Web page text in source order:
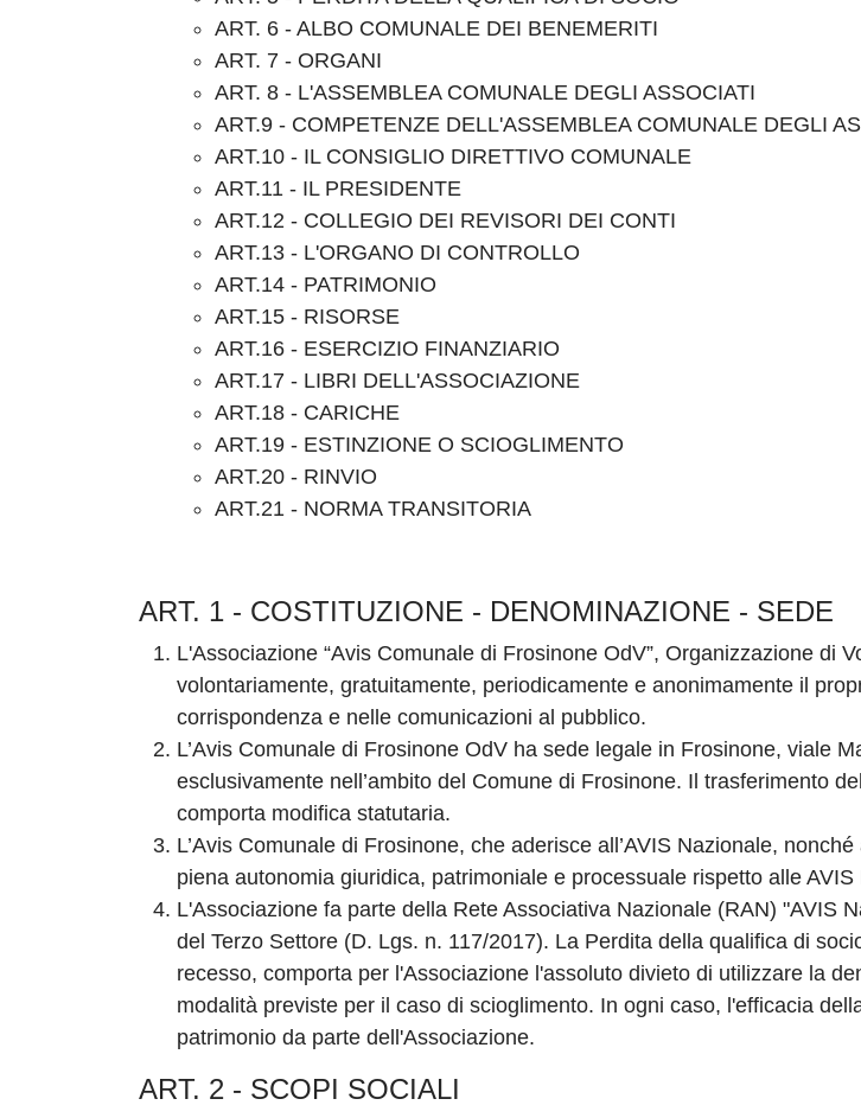
ART. 6 - ALBO COMUNALE DEI BENEMERITI
ART. 7 - ORGANI
ART. 8 - L'ASSEMBLEA COMUNALE DEGLI ASSOCIATI
ART.9 - COMPETENZE DELL'ASSEMBLEA COMUNALE DEGLI
ART.10 - IL CONSIGLIO DIRETTIVO COMUNALE
ART.11 - IL PRESIDENTE
ART.12 - COLLEGIO DEI REVISORI DEI CONTI
ART.13 - L'ORGANO DI CONTROLLO
ART.14 - PATRIMONIO
ART.15 - RISORSE
ART.16 - ESERCIZIO FINANZIARIO
ART.17 - LIBRI DELL'ASSOCIAZIONE
ART.18 - CARICHE
ART.19 - ESTINZIONE O SCIOGLIMENTO
ART.20 - RINVIO
ART.21 - NORMA TRANSITORIA
ART. 1 - COSTITUZIONE - DENOMINAZIONE - SEDE
L'Associazione “Avis Comunale di Frosinone OdV”, Organizzazione di
volontariamente, gratuitamente, periodicamente e anonimamente il
corrispondenza e nelle comunicazioni al pubblico.
L’Avis Comunale di Frosinone OdV ha sede legale in Frosinone, viale
esclusivamente nell’ambito del Comune di Frosinone. Il trasferimento
comporta modifica statutaria.
L’Avis Comunale di Frosinone, che aderisce all’AVIS Nazionale,
piena autonomia giuridica, patrimoniale e processuale rispetto alle
L'Associazione fa parte della Rete Associativa Nazionale (RAN)
del Terzo Settore (D. Lgs. n. 117/2017). La Perdita della qualifica di
recesso, comporta per l'Associazione l'assoluto divieto di utilizzare la
modalità previste per il caso di scioglimento. In ogni caso, l'efficacia
patrimonio da parte dell'Associazione.
ART. 2 - SCOPI SOCIALI